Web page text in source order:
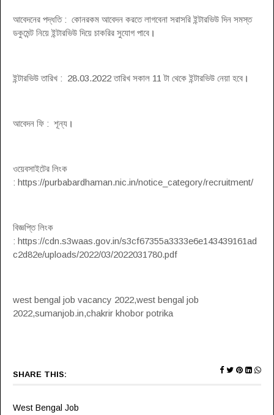
আবেদনের পদ্ধতি : কোনরকম আবেদন করতে লাগবেনা সরাসরি ইন্টারভিউ দিন সমস্ত
ডকুমেন্ট নিয়ে ইন্টারভিউ দিয়ে চাকরির সুযোগ পাবে ।
ইন্টারভিউ তারিখ : 28.03.2022 তারিখ সকাল 11 টা থেকে ইন্টারভিউ নেয়া হবে ।
আবেদন ফি : শূন্য ।
ওয়েবসাইটের লিংক
: https://purbabardhaman.nic.in/notice_category/recruitment/
বিজ্ঞপ্তি লিংক
: https://cdn.s3waas.gov.in/s3cf67355a3333e6e143439161ad
c2d82e/uploads/2022/03/2022031780.pdf
west bengal job vacancy 2022,west bengal job
2022,sumanjob.in,chakrir khobor potrika
SHARE THIS:
West Bengal Job